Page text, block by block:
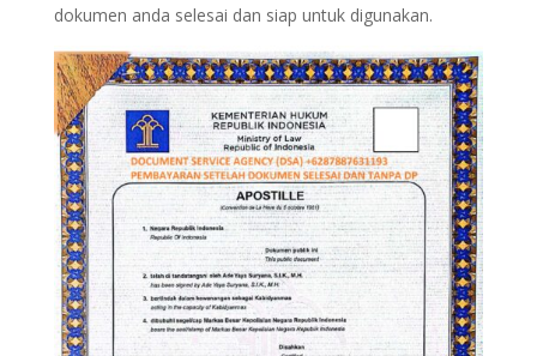
dokumen anda selesai dan siap untuk digunakan.